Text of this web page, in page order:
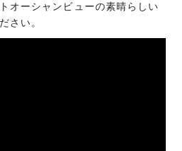
オーシャンビューの素晴らしい
さい。